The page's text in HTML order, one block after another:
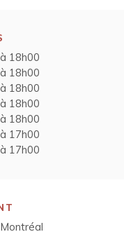
18h00
18h00
18h00
18h00
18h00
17h00
17h00